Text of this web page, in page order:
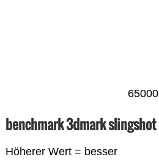
65000
benchmark 3dmark slingshot
Höherer Wert = besser